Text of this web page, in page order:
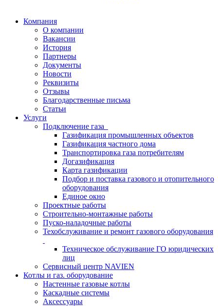
Компания
О компании
Вакансии
История
Партнеры
Документы
Новости
Реквизиты
Отзывы
Благодарственные письма
Статьи
Услуги
Подключение газа
Газификация промышленных объектов
Газификация частного дома
Транспортировка газа потребителям
Догазификация
Карта газификации
Подбор и поставка газового и отопительного
оборудования
Единое окно
Проектные работы
Строительно-монтажные работы
Пуско-наладочные работы
Техобслуживание и ремонт газового оборудования
Техническое обслуживание ГО юридических
лиц
Сервисный центр NAVIEN
Котлы и газ. оборудование
Настенные газовые котлы
Каскадные системы
Аксессуары